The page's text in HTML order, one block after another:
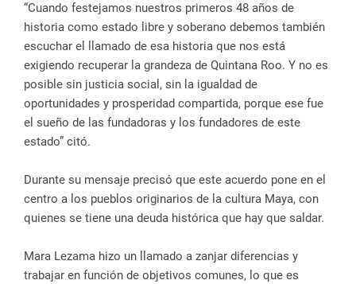
“Cuando festejamos nuestros primeros 48 años de
historia como estado libre y soberano debemos también
escuchar el llamado de esa historia que nos está
exigiendo recuperar la grandeza de Quintana Roo. Y no es
posible sin justicia social, sin la igualdad de
oportunidades y prosperidad compartida, porque ese fue
el sueño de las fundadoras y los fundadores de este
estado” citó.
Durante su mensaje precisó que este acuerdo pone en el
centro a los pueblos originarios de la cultura Maya, con
quienes se tiene una deuda histórica que hay que saldar.
Mara Lezama hizo un llamado a zanjar diferencias y
trabajar en función de objetivos comunes, lo que es